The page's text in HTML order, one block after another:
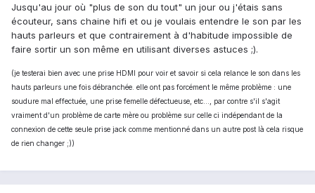
Jusqu'au jour où "plus de son du tout" un jour ou j'étais sans
écouteur, sans chaine hifi et ou je voulais entendre le son par les
hauts parleurs et que contrairement à d'habitude impossible de
faire sortir un son même en utilisant diverses astuces ;).
(je testerai bien avec une prise HDMI pour voir et savoir si cela relance le son dans les
hauts parleurs une fois débranchée. elle ont pas forcément le même problème : une
soudure mal effectuée, une prise femelle défectueuse, etc..., par contre s'il s'agit
vraiment d'un problème de carte mère ou problème sur celle ci indépendant de la
connexion de cette seule prise jack comme mentionné dans un autre post là cela risque
de rien changer ;))